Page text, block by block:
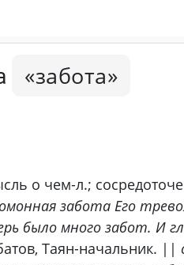
«забота»
о чем-л.;
забота Его
было много забот. И
Таян-начальник. ||